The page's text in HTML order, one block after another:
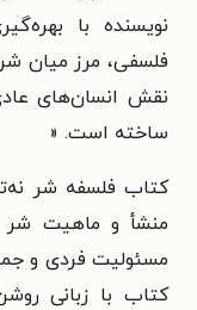
نویسنده با
فلسفی، مرز میان
نقش انسان‌های
ساخته است. «
کتاب فلسفه شر
منشأ و ماهیت شر
مسئولیت فردی و
کتاب با زبانی